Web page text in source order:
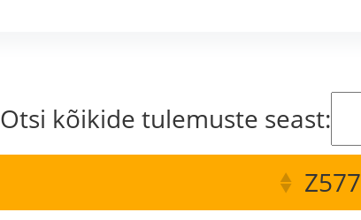
Otsi kõikide tulemuste seast:
Z577